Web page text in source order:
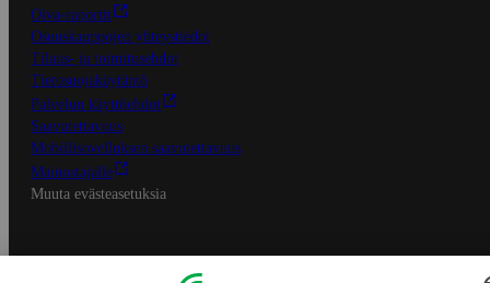
Oiva-raportit
Osuuskauppojen yhteystiedot
Tilaus- ja toimitusehdot
Tietosuojakäytäntö
Palvelun käyttöehdot
Saavutettavuus
Mobiilisovelluksen saavutettavuus
Mainostajalle
Muuta evästeasetuksia
S-ryhmän palvelut